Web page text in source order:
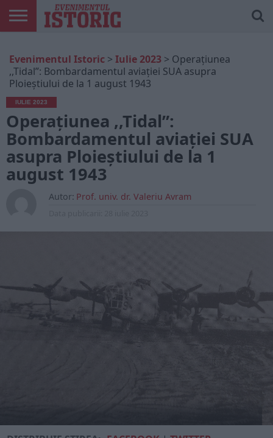
ONLINE
EDIȚII
TIPĂRITE
ISTORIC
PLAY
CONTUL
MEU
Evenimentul Istoric > Iulie 2023 > Operaţiunea
,,Tidal”: Bombardamentul aviaţiei SUA asupra
Ploieştiului de la 1 august 1943
IULIE 2023
Operaţiunea ,,Tidal”:
Bombardamentul aviaţiei SUA
asupra Ploieştiului de la 1
august 1943
Autor: Prof. univ. dr. Valeriu Avram